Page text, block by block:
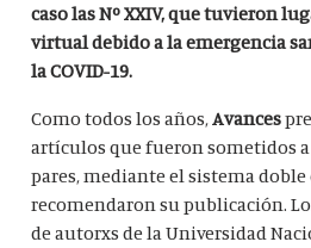
caso las Nº XXIV, que tuvieron
virtual debido a la emergencia
la COVID-19.
Como todos los años,Avances
artículos que fueron sometidos
pares, mediante el sistema doble
recomendaron su publicación.
de autorxs de la Universidad